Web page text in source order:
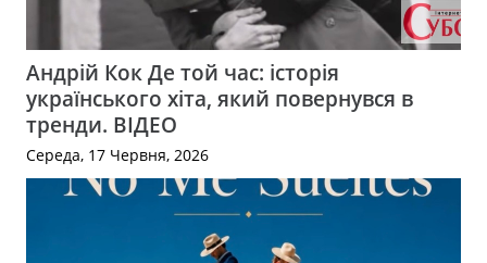
Андрій Кок Де той час: історія
українського хіта, який повернувся в
тренди. ВІДЕО
Середа, 17 Червня, 2026